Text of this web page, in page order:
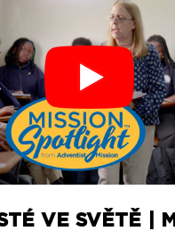
VE SVĚTĚ |